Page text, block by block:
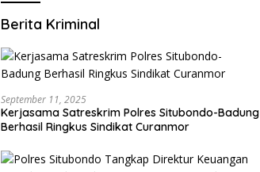
Berita Kriminal
September 11, 2025
Kerjasama Satreskrim Polres Situbondo-Badung
Berhasil Ringkus Sindikat Curanmor